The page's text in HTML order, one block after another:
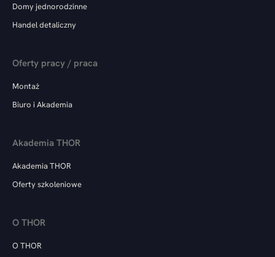
Domy jednorodzinne
Handel detaliczny
Oferty pracy / praca
Montaż
Biuro i Akademia
Akademia THOR
Akademia THOR
Oferty szkoleniowe
O THOR
O THOR